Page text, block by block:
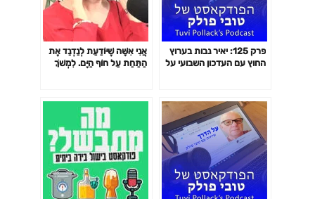
פרק 125: יאיר נבות בערוץ
החוץ עם העדכון השבועי על
הפודקאסט של טובי פולק
אֲנִי אִשָּׁה שֶׁיּוֹדַעַת לְנַדְנֵד אֶת
הַתַּחַת עַל חוֹף הַיָּם. לִמְשֹׁךְ
מיכאלי Lali Michaeli.